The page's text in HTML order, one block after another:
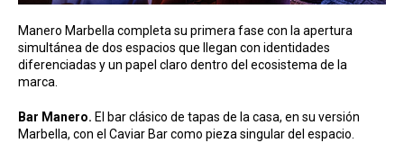
Manero Marbella completa su primera fase con la apertura
simultánea de dos espacios que llegan con identidades
diferenciadas y un papel claro dentro del ecosistema de la
marca.
Bar Manero. El bar clásico de tapas de la casa, en su versión
Marbella, con el Caviar Bar como pieza singular del espacio.